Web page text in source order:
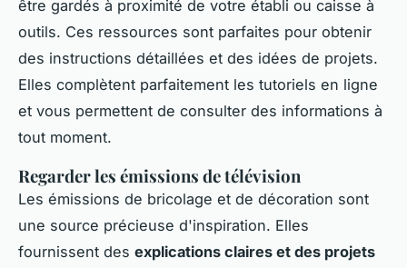
être gardés à proximité de votre établi ou caisse à
outils. Ces ressources sont parfaites pour obtenir
des instructions détaillées et des idées de projets.
Elles complètent parfaitement les tutoriels en ligne
et vous permettent de consulter des informations à
tout moment.
Regarder les émissions de télévision
Les émissions de bricolage et de décoration sont
une source précieuse d'inspiration. Elles
fournissent des explications claires et des projets